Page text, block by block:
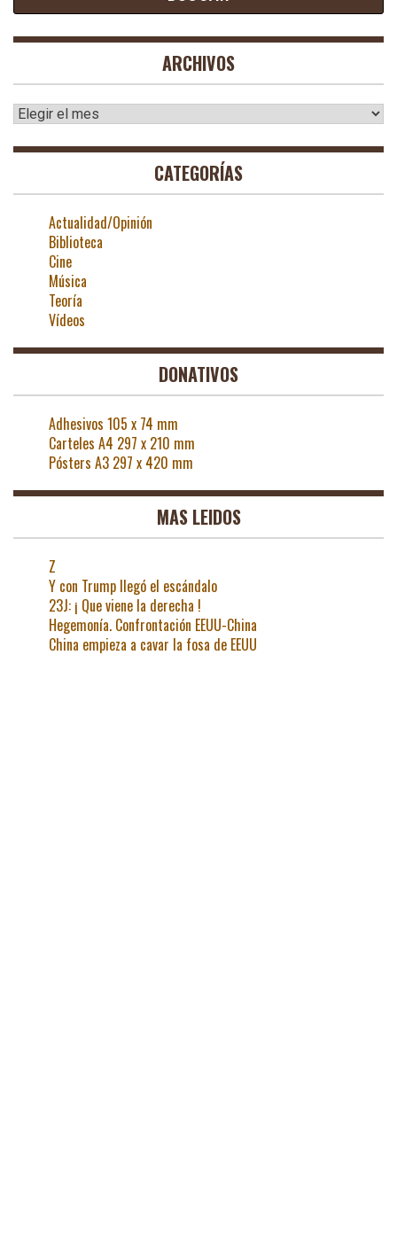
ARCHIVOS
Archivos
CATEGORÍAS
Actualidad/Opinión
Biblioteca
Cine
Música
Teoría
Vídeos
DONATIVOS
Adhesivos 105 x 74 mm
Carteles A4 297 x 210 mm
Pósters A3 297 x 420 mm
MAS LEIDOS
Z
Y con Trump llegó el escándalo
23J: ¡ Que viene la derecha !
Hegemonía. Confrontación EEUU-China
China empieza a cavar la fosa de EEUU